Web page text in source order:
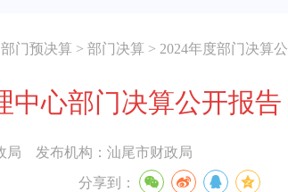
部门预决算 > 部门决算 > 2024年度部门决算
中心部门决算公开报告
局 发布机构： 汕尾市财政局
分享到：